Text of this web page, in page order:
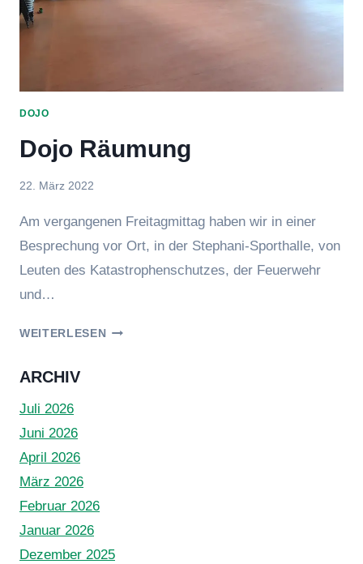
DOJO
Dojo Räumung
Von
22. März 2022
Am vergangenen Freitagmittag haben wir in einer
Besprechung vor Ort, in der Stephani-Sporthalle, von
Leuten des Katastrophenschutzes, der Feuerwehr
und…
WEITERLESENDOJO
ARCHIV
Juli 2026
Juni 2026
April 2026
März 2026
Februar 2026
Januar 2026
Dezember 2025